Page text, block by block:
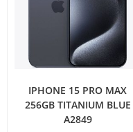
IPHONE 15 PRO MAX
256GB TITANIUM BLUE
A2849